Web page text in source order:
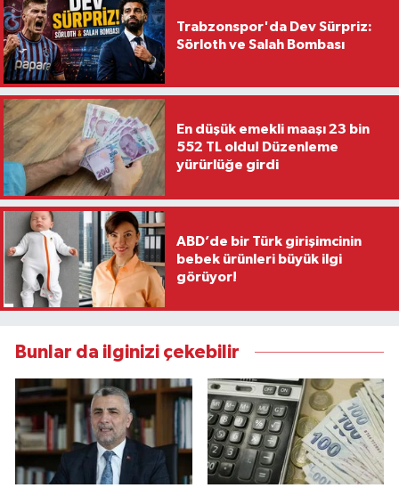
Trabzonspor'da Dev Sürpriz:
Sörloth ve Salah Bombası
En düşük emekli maaşı 23 bin
552 TL oldu! Düzenleme
yürürlüğe girdi
ABD’de bir Türk girişimcinin
bebek ürünleri büyük ilgi
görüyor!
Bunlar da ilginizi çekebilir